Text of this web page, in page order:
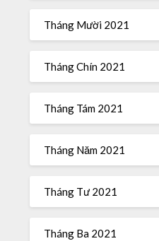
Tháng Mười 2021
Tháng Chín 2021
Tháng Tám 2021
Tháng Năm 2021
Tháng Tư 2021
Tháng Ba 2021